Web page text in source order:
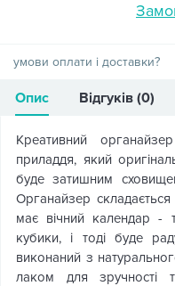
умови оплати і доставки?
Опис Відгуків (0)
Креативний
приладдя, який
буде затишним
Органайзер складається
має вічний календар -
кубики, і тоді буде
виконаний з
лаком для зручності